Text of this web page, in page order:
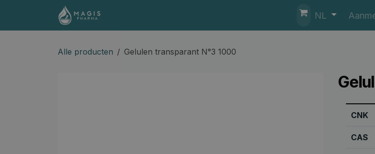
Overslaan naar inhoud
NL
Alle producten Gelulen transparant N°3 1000
CNK
CAS